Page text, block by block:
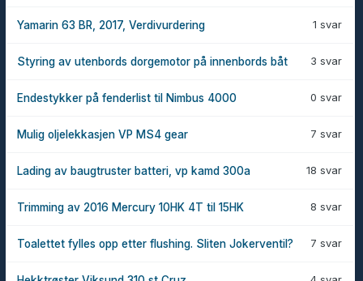
1 svar
Yamarin 63 BR, 2017, Verdivurdering
3 svar
Styring av utenbords dorgemotor på innenbords båt
0 svar
Endestykker på fenderlist til Nimbus 4000
7 svar
Mulig oljelekkasjen VP MS4 gear
18 svar
Lading av baugtruster batteri, vp kamd 300a
8 svar
Trimming av 2016 Mercury 10HK 4T til 15HK
7 svar
Toalettet fylles opp etter flushing. Sliten Jokerventil?